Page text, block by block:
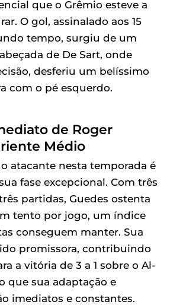
que o Grêmio esteve a
O gol, assinalado aos 15
tempo, surgiu de um
de De Sart, onde
desferiu um belíssimo
com o pé esquerdo.
de Roger
Médio
atacante nesta temporada é
fase excepcional. Com três
partidas, Guedes ostenta
tento por jogo, um índice
conseguem manter. Sua
promissora, contribuindo
a vitória de 3 a 1 sobre o Al-
que sua adaptação e
imediatos e constantes.